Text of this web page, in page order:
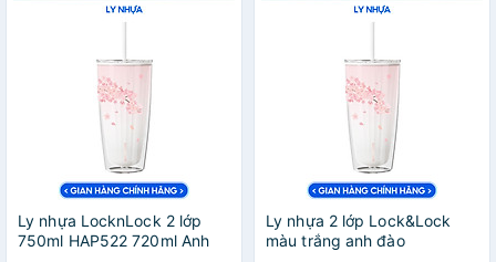
Ly nhựa LocknLock 2 lớp
750ml HAP522 720ml Anh
Ly nhựa 2 lớp Lock&Lock
màu trắng anh đào